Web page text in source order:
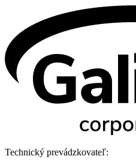
Technický prevádzkovateľ: